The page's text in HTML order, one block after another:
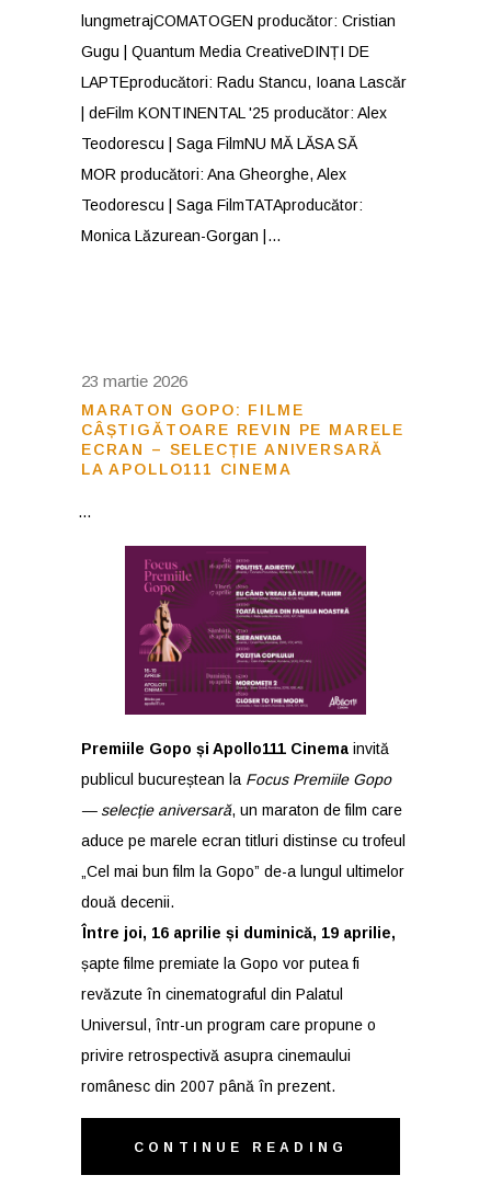
lungmetrajCOMATOGEN producător: Cristian
Gugu | Quantum Media CreativeDINȚI DE
LAPTEproducători: Radu Stancu, Ioana Lascăr
| deFilm KONTINENTAL '25 producător: Alex
Teodorescu | Saga FilmNU MĂ LĂSA SĂ
MOR producători: Ana Gheorghe, Alex
Teodorescu | Saga FilmTATAproducător:
Monica Lăzurean-Gorgan |
23 martie 2026
MARATON GOPO: FILME
CÂȘTIGĂTOARE REVIN PE MARELE
ECRAN – SELECȚIE ANIVERSARĂ
LA APOLLO111 CINEMA
Premiile Gopo și Apollo111 Cinema invită
publicul bucureștean la Focus Premiile Gopo
— selecție aniversară, un maraton de film care
aduce pe marele ecran titluri distinse cu trofeul
„Cel mai bun film la Gopo” de-a lungul ultimelor
două decenii.
Între joi, 16 aprilie și duminică, 19 aprilie,
șapte filme premiate la Gopo vor putea fi
revăzute în cinematograful din Palatul
Universul, într-un program care propune o
privire retrospectivă asupra cinemaului
românesc din 2007 până în prezent.
CONTINUE READING